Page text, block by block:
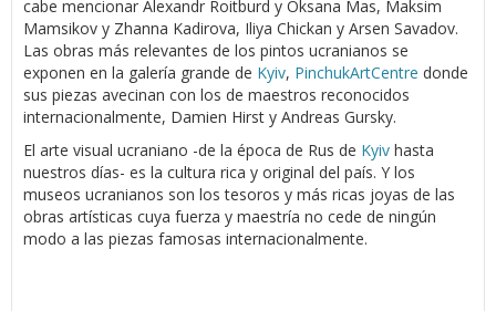
cabe mencionar Alexandr Roitburd y Oksana Mas, Maksim
Mamsikov y Zhanna Kadirova, Iliya Chickan y Arsen Savadov.
Las obras más relevantes de los pintos ucranianos se
exponen en la galería grande de Kyiv, PinchukArtCentre donde
sus piezas avecinan con los de maestros reconocidos
internacionalmente, Damien Hirst y Andreas Gursky.
El arte visual ucraniano -de la época de Rus de Kyiv hasta
nuestros días- es la cultura rica y original del país. Y los
museos ucranianos son los tesoros y más ricas joyas de las
obras artísticas cuya fuerza y maestría no cede de ningún
modo a las piezas famosas internacionalmente.